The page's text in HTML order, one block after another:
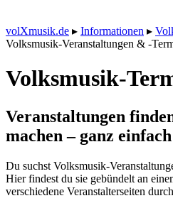
volXmusik.de ▸ Informationen ▸
Volksmusik-Veranstaltungen & -
Volksmusik-
Veranstaltungen
machen – ganz
Du suchst Volksmusik-
Hier findest du sie gebündelt an
verschiedene Veranstalterseiten